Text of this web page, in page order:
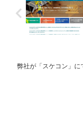
弊社が「スケコン」に